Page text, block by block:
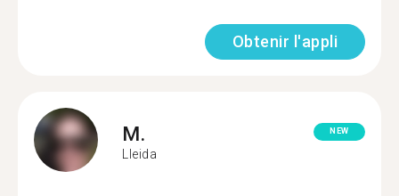
Obtenir l'appli
M.
Lleida
NEW